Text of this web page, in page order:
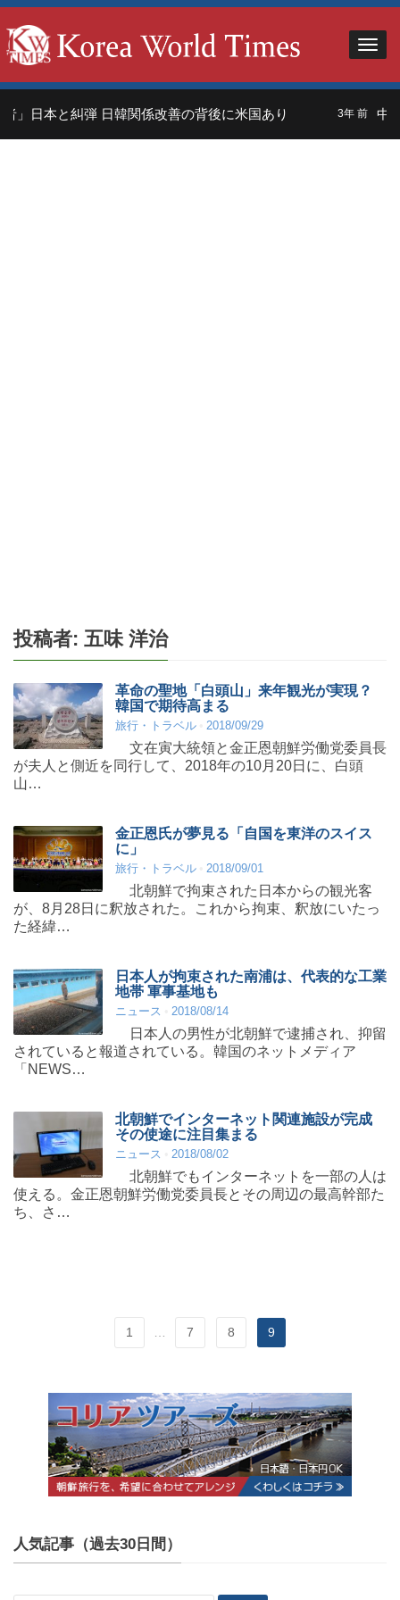
日本と糾弾 日韓関係改善の背後に米国あり 3年 前 中国
投稿者: 五味 洋治
革命の聖地「白頭山」来年観光が実現？
韓国で期待高まる
旅行・トラベル 2018/09/29
文在寅大統領と金正恩朝鮮労働党委員長
が夫人と側近を同行して、2018年の10月20日に、白頭
山…
金正恩氏が夢見る「自国を東洋のスイス
に」
旅行・トラベル 2018/09/01
北朝鮮で拘束された日本からの観光客
が、8月28日に釈放された。これから拘束、釈放にいたっ
た経緯…
日本人が拘束された南浦は、代表的な工業
地帯 軍事基地も
ニュース 2018/08/14
日本人の男性が北朝鮮で逮捕され、抑留
されていると報道されている。韓国のネットメディア
「NEWS…
北朝鮮でインターネット関連施設が完成
その使途に注目集まる
ニュース 2018/08/02
北朝鮮でもインターネットを一部の人は
使える。金正恩朝鮮労働党委員長とその周辺の最高幹部た
ち、さ…
1 7 8 9
人気記事（過去30日間）